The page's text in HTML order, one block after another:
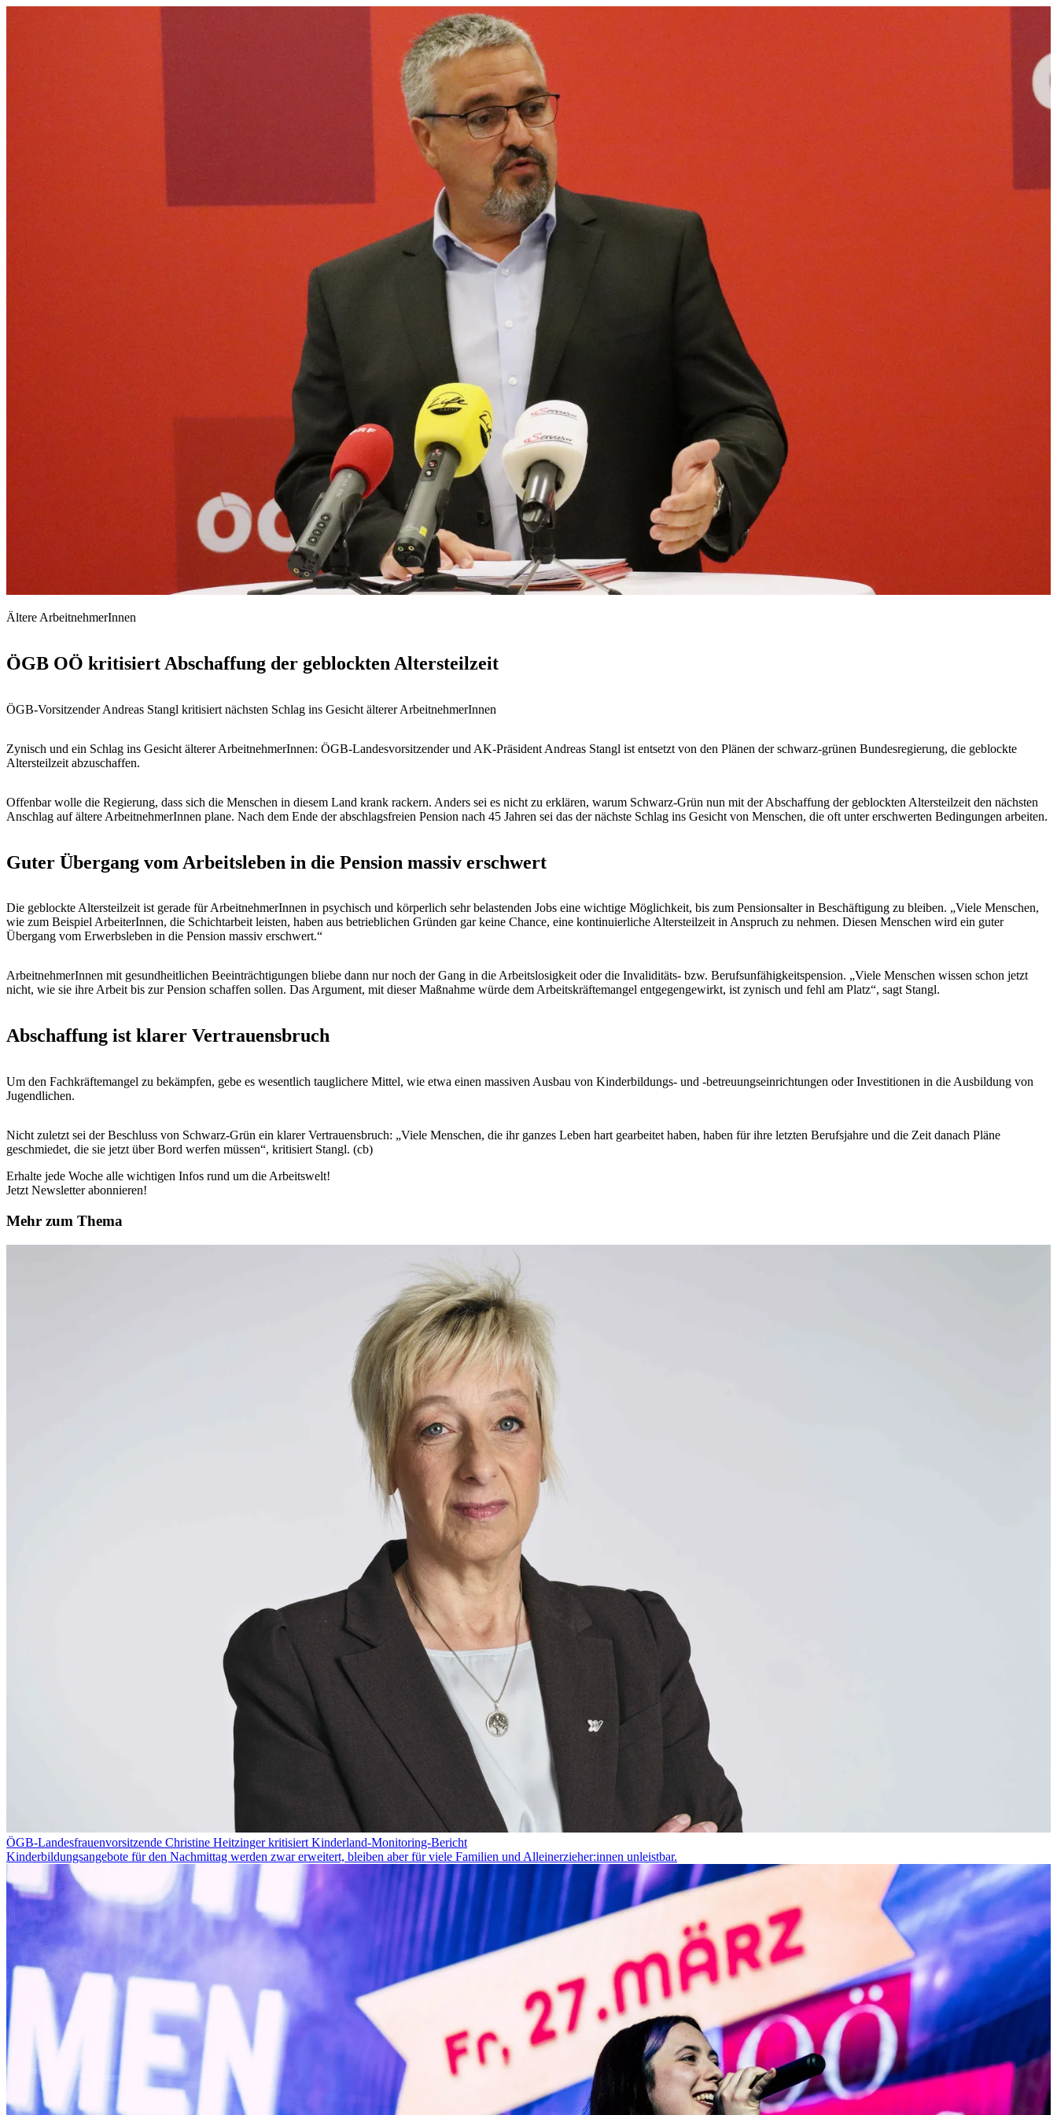
Ältere ArbeitnehmerInnen
ÖGB OÖ kritisiert Abschaffung der geblockten Altersteilzeit
ÖGB-Vorsitzender Andreas Stangl kritisiert nächsten Schlag ins Gesicht älterer ArbeitnehmerInnen
Zynisch und ein Schlag ins Gesicht älterer ArbeitnehmerInnen: ÖGB-Landesvorsitzender und AK-Präsident Andreas Stangl ist entsetzt von den Plänen der schwarz-grünen Bundesregierung, die geblockte
Altersteilzeit abzuschaffen.
Offenbar wolle die Regierung, dass sich die Menschen in diesem Land krank rackern. Anders sei es nicht zu erklären, warum Schwarz-Grün nun mit der Abschaffung der geblockten Altersteilzeit den nächsten
Anschlag auf ältere ArbeitnehmerInnen plane. Nach dem Ende der abschlagsfreien Pension nach 45 Jahren sei das der nächste Schlag ins Gesicht von Menschen, die oft unter erschwerten Bedingungen arbeiten.
Guter Übergang vom Arbeitsleben in die Pension massiv erschwert
Die geblockte Altersteilzeit ist gerade für ArbeitnehmerInnen in psychisch und körperlich sehr belastenden Jobs eine wichtige Möglichkeit, bis zum Pensionsalter in Beschäftigung zu bleiben. „Viele Menschen,
wie zum Beispiel ArbeiterInnen, die Schichtarbeit leisten, haben aus betrieblichen Gründen gar keine Chance, eine kontinuierliche Altersteilzeit in Anspruch zu nehmen. Diesen Menschen wird ein guter
Übergang vom Erwerbsleben in die Pension massiv erschwert.“
ArbeitnehmerInnen mit gesundheitlichen Beeinträchtigungen bliebe dann nur noch der Gang in die Arbeitslosigkeit oder die Invaliditäts- bzw. Berufsunfähigkeitspension. „Viele Menschen wissen schon jetzt
nicht, wie sie ihre Arbeit bis zur Pension schaffen sollen. Das Argument, mit dieser Maßnahme würde dem Arbeitskräftemangel entgegengewirkt, ist zynisch und fehl am Platz“, sagt Stangl.
Abschaffung ist klarer Vertrauensbruch
Um den Fachkräftemangel zu bekämpfen, gebe es wesentlich tauglichere Mittel, wie etwa einen massiven Ausbau von Kinderbildungs- und -betreuungseinrichtungen oder Investitionen in die Ausbildung von
Jugendlichen.
Nicht zuletzt sei der Beschluss von Schwarz-Grün ein klarer Vertrauensbruch: „Viele Menschen, die ihr ganzes Leben hart gearbeitet haben, haben für ihre letzten Berufsjahre und die Zeit danach Pläne
geschmiedet, die sie jetzt über Bord werfen müssen“, kritisiert Stangl. (cb)
Erhalte jede Woche alle wichtigen Infos rund um die Arbeitswelt!
Jetzt Newsletter abonnieren!
Mehr zum Thema
ÖGB-Landesfrauenvorsitzende Christine Heitzinger kritisiert Kinderland-Monitoring-Bericht
Kinderbildungsangebote für den Nachmittag werden zwar erweitert, bleiben aber für viele Familien und Alleinerzieher:innen unleistbar.